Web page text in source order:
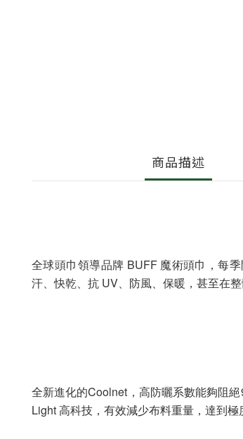
商品描述
全球頭巾領導品牌 BUFF 魔術頭巾，每
汗、快乾、抗 UV、防風、保暖，甚至在
全新進化的Coolnet，高防曬系數能夠阻
Light 高科技，有效減少布料重量，達到